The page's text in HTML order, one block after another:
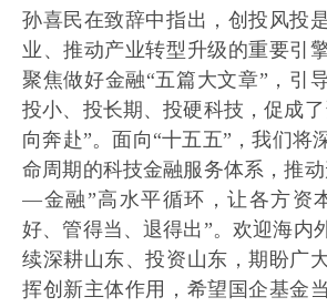
孙喜民在致辞中指出，创投风投
业、推动产业转型升级的重要引
聚焦做好金融“五篇大文章”，引
投小、投长期、投硬科技，促成
向奔赴”。面向“十五五”，我们将
命周期的科技金融服务体系，推
—金融”高水平循环，让各方资
好、管得当、退得出”。欢迎海内
续深耕山东、投资山东，期盼广
挥创新主体作用，希望国企基金